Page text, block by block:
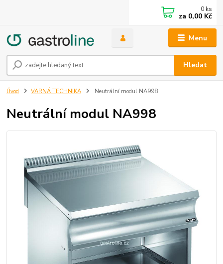
Menu
Hledat
0 ks
za 0,00 Kč
Úvod VARNÁ TECHNIKA Neutrální modul NA998
Neutrální modul NA998